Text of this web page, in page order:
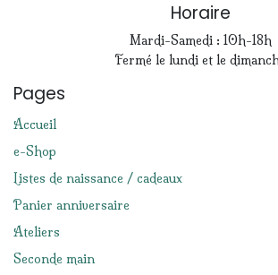
Horaire
Mardi-Samedi : 10h-18h
Fermé le lundi et le
Pages
Accueil
e-Shop
Listes de naissance / cadeaux
Panier anniversaire
Ateliers
Seconde main